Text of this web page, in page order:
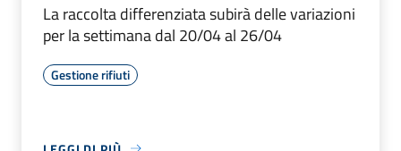
La raccolta differenziata subirà delle variazioni
per la settimana dal 20/04 al 26/04
Gestione rifiuti